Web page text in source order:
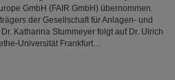
GmbH (FAIR GmbH) übernommen.
der Gesellschaft für Anlagen- und
Katharina Stummeyer folgt auf Dr. Ulrich
Universität Frankfurt…